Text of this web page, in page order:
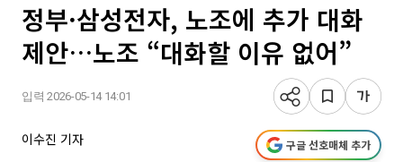
정부·삼성전자, 노조에 추가 대화
제안…노조 “대화할 이유 없어”
입력 2026-05-14 14:01
이수진 기자 구글 선호매체 추가